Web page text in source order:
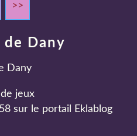
>>
de Dany
jeux
sur le portail Eklablog